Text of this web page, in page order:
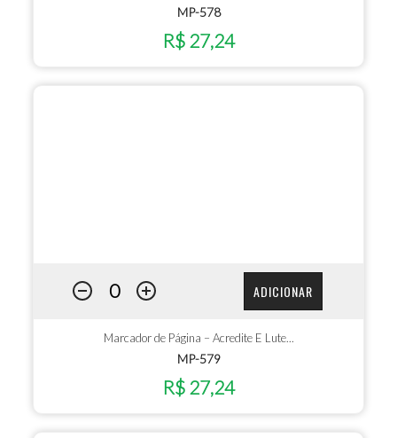
MP-578
R$ 27,24
ADICIONAR
Marcador de Página – Acredite E Lute...
MP-579
R$ 27,24